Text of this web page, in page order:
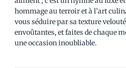
hommage au terroir et à l’art
vous séduire par sa texture
envoûtantes, et faites de chaque
une occasion inoubliable.